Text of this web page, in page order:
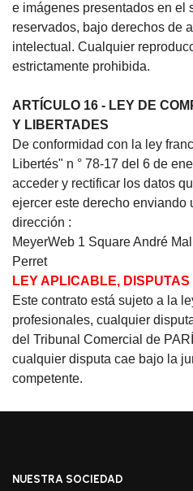
e imágenes presentados en el
reservados, bajo derechos de
intelectual. Cualquier
estrictamente prohibida.
ARTÍCULO 16 - LEY DE
Y LIBERTADES
De conformidad con la ley
Libertés" n ° 78-17 del 6 de
acceder y rectificar los datos
ejercer este derecho enviando
dirección :
MeyerWeb 1 Square André
Perret
LEY APLICABLE, DISPUTAS
Este contrato está sujeto a la
profesionales, cualquier
del Tribunal Comercial de
cualquier disputa cae bajo la
competente.
NUESTRA SOCIEDAD